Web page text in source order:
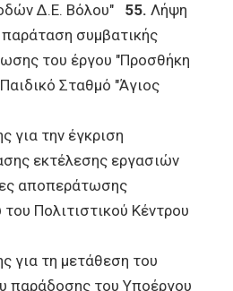
Δ.Ε. Βόλου"
55. Λήψη
συμβατικής
του έργου "Προσθήκη
Σταθμό "Άγιος
για την έγκριση
εκτέλεσης εργασιών
αποπεράτωσης
Πολιτιστικού Κέντρου
για τη μετάθεση του
παράδοσης του Υποέργου